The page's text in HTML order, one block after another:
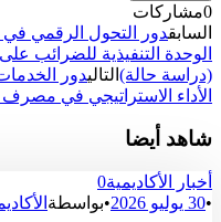
0مشاركات
السابقدور التحول الرقمي
الوحدة التنفيذية للضرائب
(دراسة حالة) التاليدور
الأداء الاستراتيجي في
شاهد أيضا
أخبار الأكاديمية0
•30 يوليو 2026 •بواسطة